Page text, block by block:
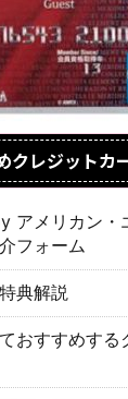
クレジットカ
アメリカン・
フォーム
典解説
おすすめする